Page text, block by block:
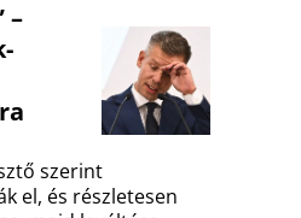
–
szerint
el, és részletesen